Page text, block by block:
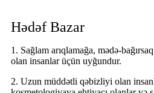
Hədəf Bazar
1. Sağlam arıqlamağa, mədə-
olan insanlar üçün uyğundur.
2. Uzun müddətli qəbizliyi olan